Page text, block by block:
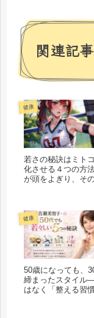
関連記事
健康
若さの秘訣はミト
化させる４つの方法をご紹介 あなたも時
が頭をよぎり、そ
健康
50歳になっても、
締まったスタイル
はなく「整える習慣」がありま